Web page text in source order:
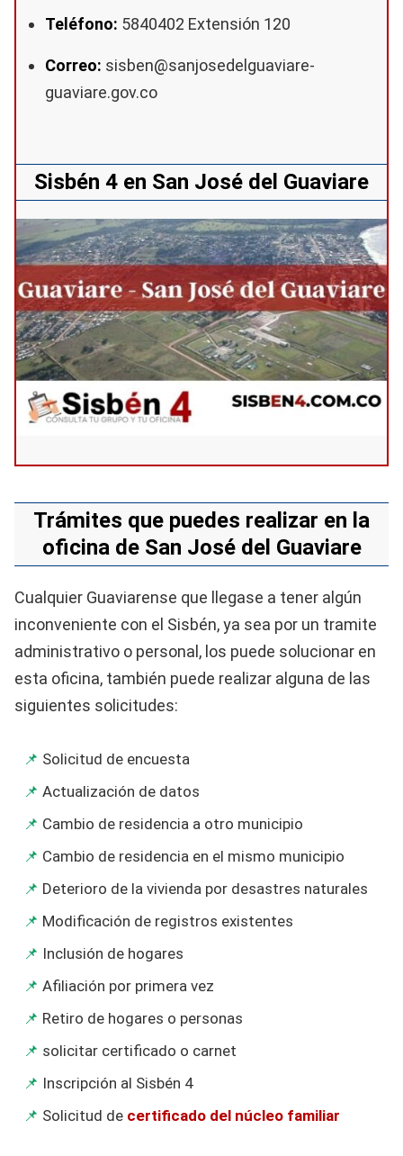
Teléfono: 5840402 Extensión 120
Correo: sisben@sanjosedelguaviare-
guaviare.gov.co
Sisbén 4 en San José del Guaviare
Trámites que puedes realizar en la
oficina de San José del Guaviare
Cualquier Guaviarense que llegase a tener algún
inconveniente con el Sisbén, ya sea por un tramite
administrativo o personal, los puede solucionar en
esta oficina, también puede realizar alguna de las
siguientes solicitudes:
Solicitud de encuesta
Actualización de datos
Cambio de residencia a otro municipio
Cambio de residencia en el mismo municipio
Deterioro de la vivienda por desastres naturales
Modificación de registros existentes
Inclusión de hogares
Afiliación por primera vez
Retiro de hogares o personas
solicitar certificado o carnet
Inscripción al Sisbén 4
Solicitud de certificado del núcleo familiar